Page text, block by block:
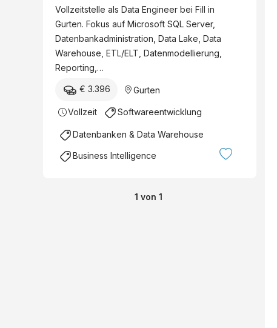
Vollzeitstelle als Data Engineer bei Fill in
Gurten. Fokus auf Microsoft SQL Server,
Datenbankadministration, Data Lake, Data
Warehouse, ETL/ELT, Datenmodellierung,
Reporting,…
€ 3.396 Gurten
Vollzeit Softwareentwicklung
Datenbanken & Data Warehouse
Business Intelligence
1 von 1